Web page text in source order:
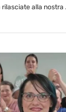
alla nostra